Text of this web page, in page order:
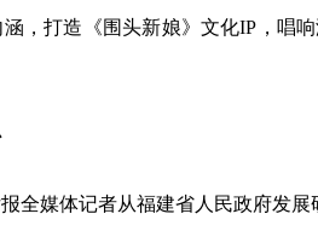
，打造《围头新娘》文化IP，唱
媒体记者从福建省人民政府发展